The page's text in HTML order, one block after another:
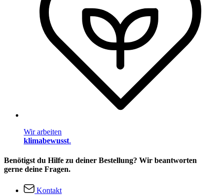
Wir arbeiten
klimabewusst.
Benötigst du Hilfe zu deiner Bestellung? Wir beantworten
gerne deine Fragen.
Kontakt